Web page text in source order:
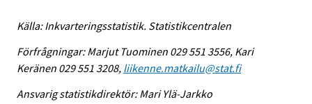
Källa: Inkvarteringsstatistik. Statistikcentralen
Förfrågningar: Marjut Tuominen 029 551 3556, Kari
Keränen 029 551 3208, liikenne.matkailu@stat.fi
Ansvarig statistikdirektör: Mari Ylä-Jarkko